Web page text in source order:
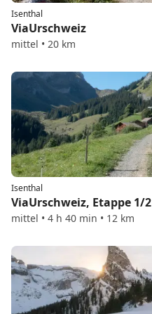
Isenthal
ViaUrschweiz
mittel • 20 km
Isenthal
ViaUrschweiz, Etappe 1/2
mittel • 4 h 40 min • 12 km